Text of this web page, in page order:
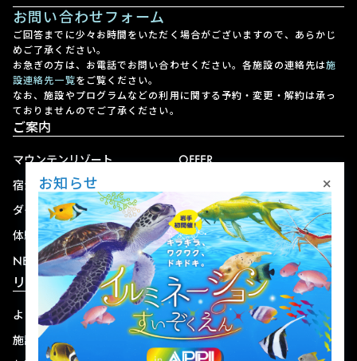
お問い合わせフォーム
ご回答までに少々お時間をいただく場合がございますので、あらかじ
めご了承ください。
お急ぎの方は、お電話でお問い合わせください。各施設の連絡先は施
設連絡先一覧をご覧ください。
なお、施設やプログラムなどの利用に関する予約・変更・解約は承っ
ておりませんのでご了承ください。
ご案内
マウンテンリゾート
宿泊
ダイニング
体験
NEWS
OFFER
宅配
ショップ
リゾート情報
よくある質問
施設連絡先一覧
関連施設
資料ダウンロード
お知らせ ×